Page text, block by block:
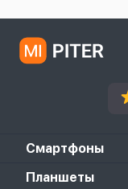
Смартфоны
Redmi
Планшеты